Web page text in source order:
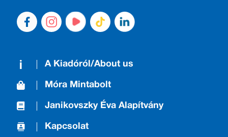
A Kiadóról/About us
Móra Mintabolt
Janikovszky Éva Alapítvány
Kapcsolat